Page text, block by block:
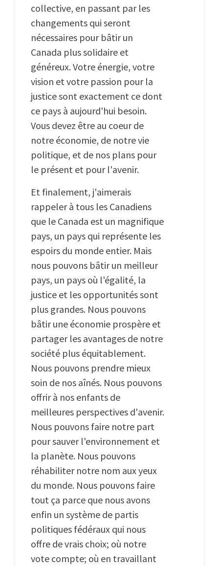
collective, en passant par les
changements qui seront
nécessaires pour bâtir un
Canada plus solidaire et
généreux. Votre énergie, votre
vision et votre passion pour la
justice sont exactement ce dont
ce pays à aujourd'hui besoin.
Vous devez être au coeur de
notre économie, de notre vie
politique, et de nos plans pour
le présent et pour l'avenir.
Et finalement, j'aimerais
rappeler à tous les Canadiens
que le Canada est un magnifique
pays, un pays qui représente les
espoirs du monde entier. Mais
nous pouvons bâtir un meilleur
pays, un pays où l'égalité, la
justice et les opportunités sont
plus grandes. Nous pouvons
bâtir une économie prospère et
partager les avantages de notre
société plus équitablement.
Nous pouvons prendre mieux
soin de nos aînés. Nous pouvons
offrir à nos enfants de
meilleures perspectives d'avenir.
Nous pouvons faire notre part
pour sauver l'environnement et
la planète. Nous pouvons
réhabiliter notre nom aux yeux
du monde. Nous pouvons faire
tout ça parce que nous avons
enfin un système de partis
politiques fédéraux qui nous
offre de vrais choix; où notre
vote compte; où en travaillant